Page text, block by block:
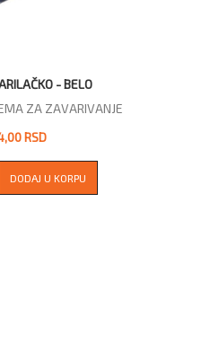
- BELO
ZA ZAVARIVANJE
RSD